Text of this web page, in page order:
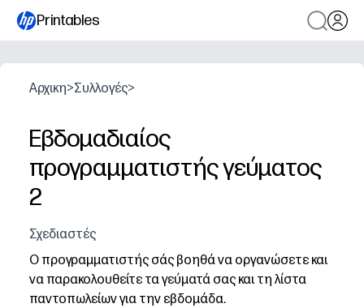
Printables
Αρχικη>Συλλογές>
Εβδομαδιαίος
προγραμματιστής γεύματος
2
Σχεδιαστές
Ο προγραμματιστής σάς βοηθά να οργανώσετε και
να παρακολουθείτε τα γεύματά σας και τη λίστα
παντοπωλείων για την εβδομάδα.